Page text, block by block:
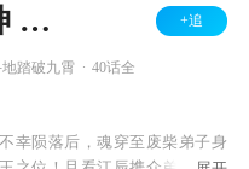
九霄帝神 第2季 +追
踏破九霄 40话全
幸陨落后，魂穿至废柴弟子身